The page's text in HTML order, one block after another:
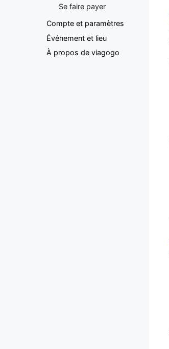
Se faire payer
Compte et paramètres
Événement et lieu
À propos de viagogo